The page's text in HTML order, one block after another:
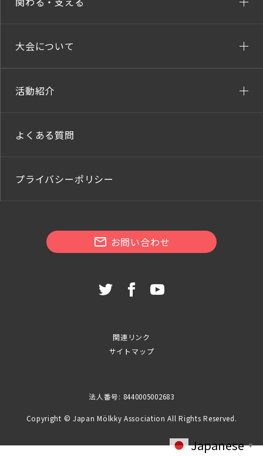
大会について
活動紹介
よくある質問
プライバシーポリシー
お問い合わせ
関連リンク
サイトマップ
法人番号: 8440005002683
Copyright © Japan Mölkky Association All Rights Reserved.
Japanese ▼